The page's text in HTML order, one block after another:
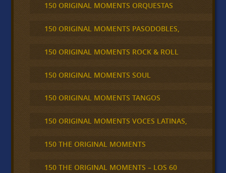
150 ORIGINAL MOMENTS ORQUESTAS
150 ORIGINAL MOMENTS PASODOBLES,
150 ORIGINAL MOMENTS ROCK & ROLL
150 ORIGINAL MOMENTS SOUL
150 ORIGINAL MOMENTS TANGOS
150 ORIGINAL MOMENTS VOCES LATINAS,
150 THE ORIGINAL MOMENTS
150 THE ORIGINAL MOMENTS – LOS 60